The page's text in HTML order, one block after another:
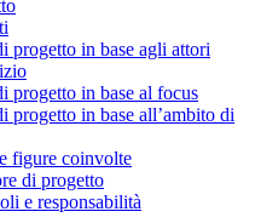
progetto in base agli attori
progetto in base al focus
progetto in base all’ambito di
figure coinvolte
di progetto
e responsabilità